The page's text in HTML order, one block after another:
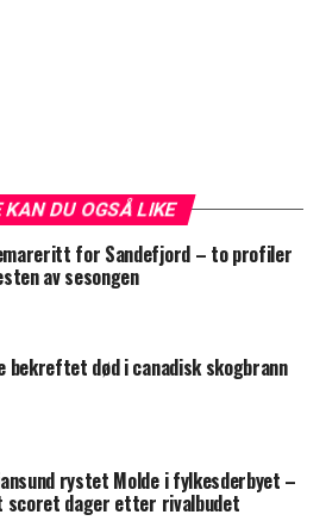
KAN DU OGSÅ LIKE
for Sandefjord – to profiler
av sesongen
bekreftet død i canadisk skogbrann
rystet Molde i fylkesderbyet –
scoret dager etter rivalbudet